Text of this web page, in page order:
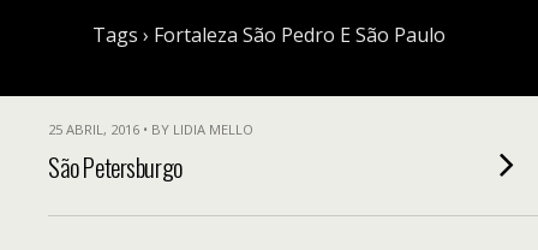
Tags › Fortaleza São Pedro E São Paulo
25 ABRIL, 2016 • BY LIDIA MELLO
São Petersburgo